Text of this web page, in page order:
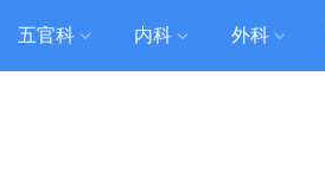
五官科 内科 外科